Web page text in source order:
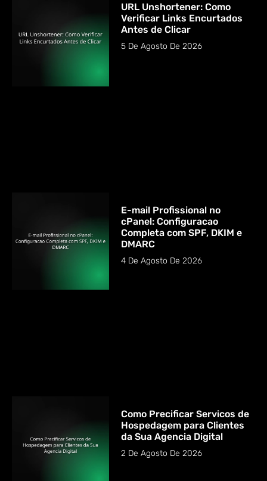
URL Unshortener: Como
Verificar Links Encurtados
Antes de Clicar
5 De Agosto De 2026
E-mail Profissional no
cPanel: Configuracao
Completa com SPF, DKIM e
DMARC
4 De Agosto De 2026
Como Precificar Servicos de
Hospedagem para Clientes
da Sua Agencia Digital
2 De Agosto De 2026